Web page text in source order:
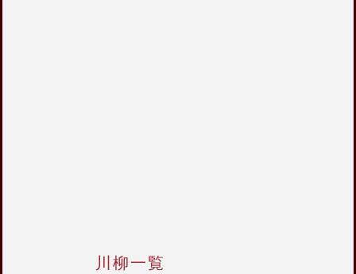
川柳一覧